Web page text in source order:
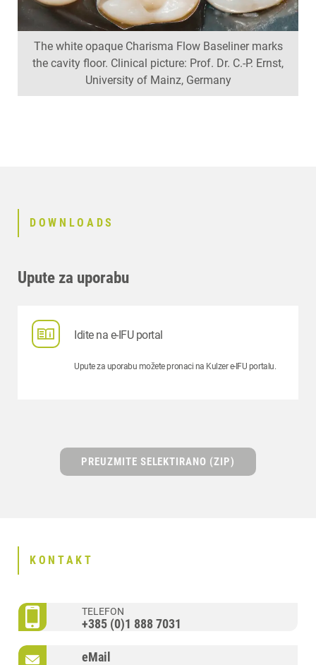
The white opaque Charisma Flow Baseliner marks
the cavity floor. Clinical picture: Prof. Dr. C.-P. Ernst,
University of Mainz, Germany
DOWNLOADS
Upute za uporabu
Idite na e-IFU portal
Upute za uporabu možete pronaci na Kulzer e-IFU portalu.
PREUZMITE SELEKTIRANO (ZIP)
KONTAKT
TELEFON
+385 (0)1 888 7031
eMail